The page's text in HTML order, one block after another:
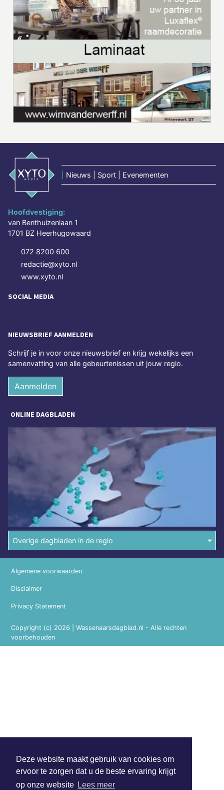
Deze website maakt gebruik van cookies om
ervoor te zorgen dat u de beste ervaring krijgt
op onze website Lees meer
Nieuws | Sport | Evenementen
Hoofdvestiging:
van Benthuizenlaan 1
1701 BZ Heerhugowaard
072 8200 600
redactie@xyto.nl
www.xyto.nl
SOCIAL MEDIA
NIEUWSBRIEF AANMELDEN
Schrijf je in voor onze nieuwsbrief en krijg wekelijks een
samenvatting van alle gebeurtenissen uit jouw regio.
Aanmelden
ONLINE DAGBLADEN
Overige dagbladen in de regio
Copyright (c) 2026 | Wassenaarsdagblad.nl - Alle rechten
voorbehouden
Algemene voorwaarden
Disclaimer
Privacy Statement